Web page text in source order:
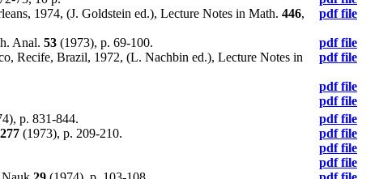
1974, (J. Goldstein ed.), Lecture Notes in Math. 446,
pdf file
Anal. 53 (1973), p. 69-100.
pdf file
Recife, Brazil, 1972, (L. Nachbin ed.), Lecture Notes in
pdf file
pdf file
pdf file
p. 831-844.
pdf file
277 (1973), p. 209-210.
pdf file
pdf file
pdf file